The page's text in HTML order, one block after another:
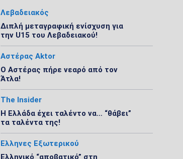
Λεβαδειακός
Διπλή μεταγραφική ενίσχυση για
την U15 του Λεβαδειακού!
Αστέρας Aktor
Ο Αστέρας πήρε νεαρό από τον
Άτλα!
The Insider
Η Ελλάδα έχει ταλέντο να… “θάβει”
τα ταλέντα της!
Ελληνες Εξωτερικού
Ελληνικό “αποβατικό” στη